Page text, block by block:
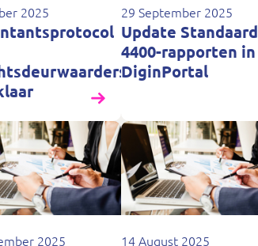
2025 29 September 2025
Update Standaard
4400-rapporten in
DiginPortal
2025 14 August 2025